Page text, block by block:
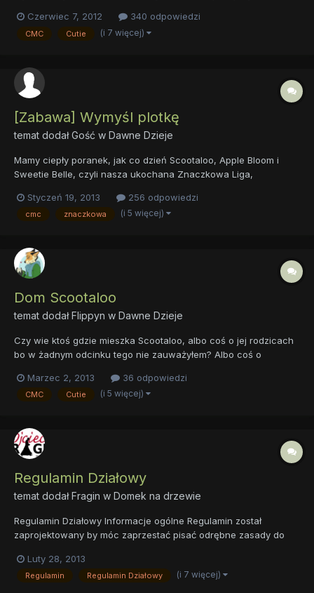
talentem i znaczkiem?
Czerwiec 7, 2012 340 odpowiedzi
CMC Cutie (i 7 więcej)
[Zabawa] Wymyśl plotkę
temat dodał Gość w Dawne Dzieje
Mamy ciepły poranek, jak co dzień Scootaloo, Apple Bloom i
Sweetie Belle, czyli nasza ukochana Znaczkowa Liga,
do zabłyśnięcia w świecie. - Dobrze dzieci, uspokójcie się. -
rzekła pani Cheerilee - No już. Wszystkie kucyki spokojnie usi...
Styczeń 19, 2013 256 odpowiedzi
cmc znaczkowa (i 5 więcej)
Dom Scootaloo
temat dodałFlippyn w Dawne Dzieje
Czy wie ktoś gdzie mieszka Scootaloo, albo coś o jej rodzicach
bo w żadnym odcinku tego nie zauważyłem? Albo coś o
//Pozwoliłem sobie wprowadzić tagi ~Fragin
Marzec 2, 2013 36 odpowiedzi
CMC Cutie (i 5 więcej)
Regulamin Działowy
temat dodałFragin w Domek na drzewie
Regulamin Działowy Informacje ogólne Regulamin został
zaprojektowany by móc zaprzestać pisać odrębne zasady do
zachowaniem w dziale "Domek na Drzewie". Obecnymi
opiekunami (avatarami) wyżej wymienionego działu są:
Luty 28, 2013
Regulamin Regulamin Działowy (i 7 więcej)